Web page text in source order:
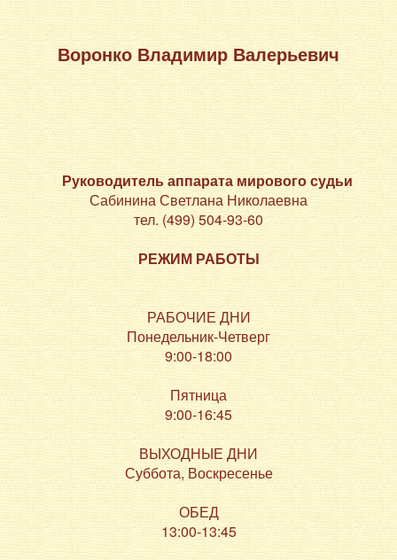
Воронко Владимир Валерьевич
Руководитель аппарата мирового судьи
Сабинина Светлана Николаевна
тел. (499) 504-93-60
РЕЖИМ РАБОТЫ
РАБОЧИЕ ДНИ
Понедельник-Четверг
9:00-18:00
Пятница
9:00-16:45
ВЫХОДНЫЕ ДНИ
Суббота, Воскресенье
ОБЕД
13:00-13:45